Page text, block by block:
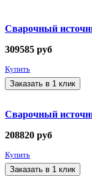
Сварочный
309585 руб
Купить
Заказать в 1 клик
Сварочный
208820 руб
Купить
Заказать в 1 клик